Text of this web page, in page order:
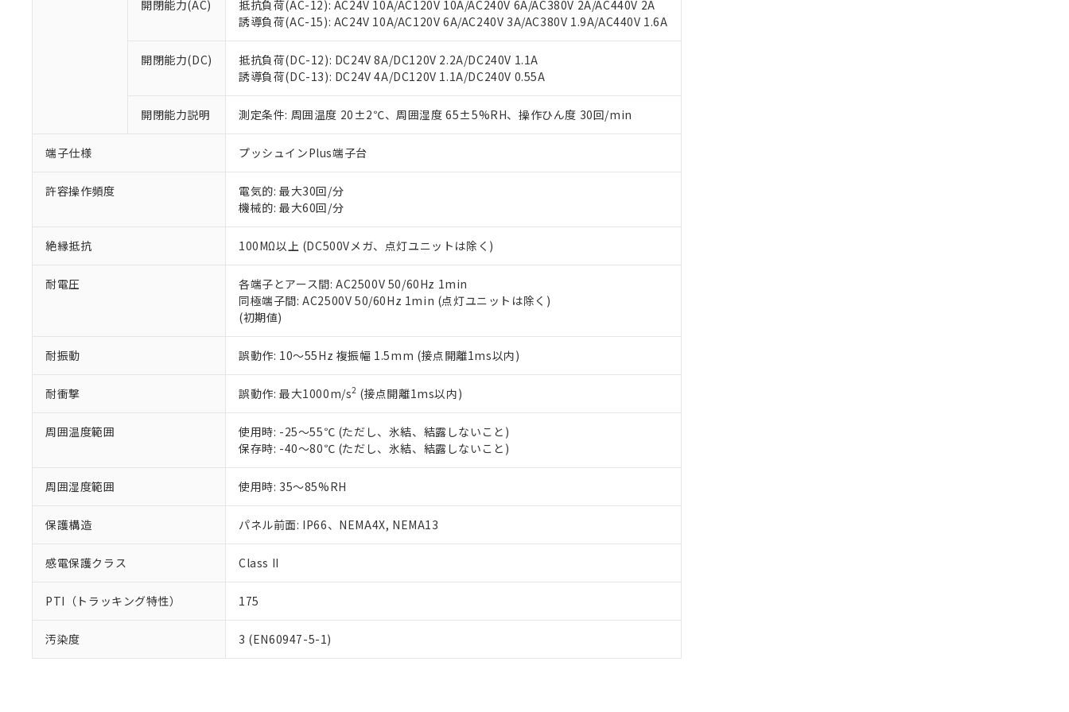
開閉能力(AC)
抵抗負荷(AC-12): AC24V 10A/AC120V 10A/AC240V 6A/AC380V 2A/AC440V 2A
誘導負荷(AC-15): AC24V 10A/AC120V 6A/AC240V 3A/AC380V 1.9A/AC440V 1.6A
開閉能力(DC)
抵抗負荷(DC-12): DC24V 8A/DC120V 2.2A/DC240V 1.1A
誘導負荷(DC-13): DC24V 4A/DC120V 1.1A/DC240V 0.55A
開閉能力説明 測定条件: 周囲温度 20±2℃、周囲湿度 65±5%RH、操作ひん度 30回/min
端子仕様 プッシュインPlus端子台
許容操作頻度
電気的: 最大30回/分
機械的: 最大60回/分
絶縁抵抗 100MΩ以上 (DC500Vメガ、点灯ユニットは除く)
耐電圧
各端子とアース間: AC2500V 50/60Hz 1min
同極端子間: AC2500V 50/60Hz 1min (点灯ユニットは除く)
(初期値)
耐振動 誤動作: 10～55Hz 複振幅 1.5mm (接点開離1ms以内)
耐衝撃 誤動作: 最大1000m/s2 (接点開離1ms以内)
周囲温度範囲
使用時: -25～55℃ (ただし、氷結、結露しないこと)
保存時: -40～80℃ (ただし、氷結、結露しないこと)
周囲湿度範囲 使用時: 35～85%RH
保護構造 パネル前面: IP66、NEMA4X, NEMA13
感電保護クラス Class II
PTI（トラッキング特性） 175
汚染度 3 (EN60947-5-1)
お客様が当ウェブサイト上で当社にご登録された部品リストについて、当社および当社の共同利用者
が、当社の製品・サービスに関するお客様との取引・商談に必要な範囲で利用することをご了承くだ
さい。
※当社の共同利用者とは、"個人情報の共同利用に関して"
いる法人を指します。
※3 非含有証明書ダウンロード
下記の非含有証明書をダウンロードすることができます。
EU RoHS指令（10物質）の非含有証明書
51物質の非含有証明書（当社基準）
※本証明書は発行日時点で非含有を証明するもので、過去に遡って非含有を証明するものではありません。
また、RoHS指令のフタル酸エステル類４物質の対応では、対応完了までの期間は出荷製品に未対応品が
既に当社にて対応品への在庫切替を完了していることから、特段のことがない限り、2022年1月12日よ
り割愛しております。
「－」：未確認です。当社販売部門へお問い合わせください。
合意する キャンセル
白